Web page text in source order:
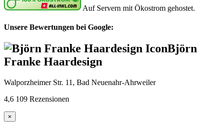
Auf Servern mit Ökostrom gehostet.
Unsere Bewertungen bei Google:
Björn
Franke Haardesign
Walporzheimer Str. 11, Bad Neuenahr-Ahrweiler
4,6 109 Rezensionen
×